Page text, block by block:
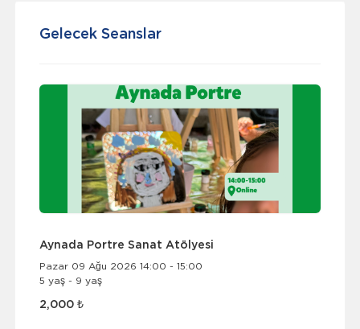
Gelecek Seanslar
Aynada Portre Sanat Atölyesi
Pazar 09 Ağu 2026 14:00 - 15:00
5 yaş - 9 yaş
2,000 ₺